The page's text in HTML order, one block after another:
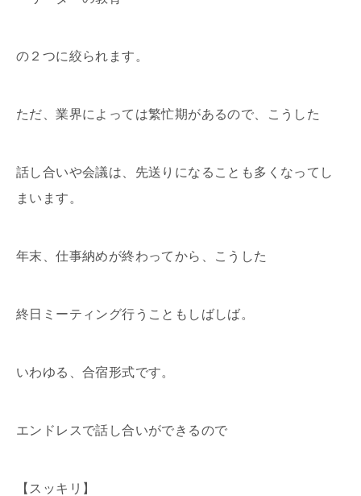
の２つに絞られます。
ただ、業界によっては繁忙期があるので、こうした
話し合いや会議は、先送りになることも多くなってし
まいます。
年末、仕事納めが終わってから、こうした
終日ミーティング行うこともしばしば。
いわゆる、合宿形式です。
エンドレスで話し合いができるので
【スッキリ】